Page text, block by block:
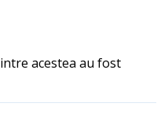
acestea au fost